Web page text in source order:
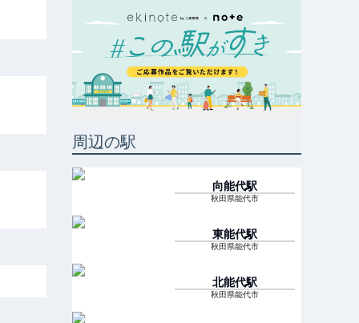
周辺の駅
向能代駅
秋田県能代市
東能代駅
秋田県能代市
北能代駅
秋田県能代市